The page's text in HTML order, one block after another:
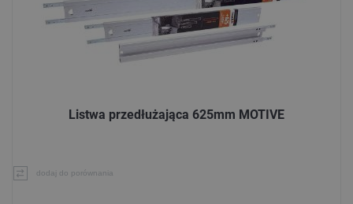
Listwa przedłużająca 625mm MOTIVE
dodaj do porównania